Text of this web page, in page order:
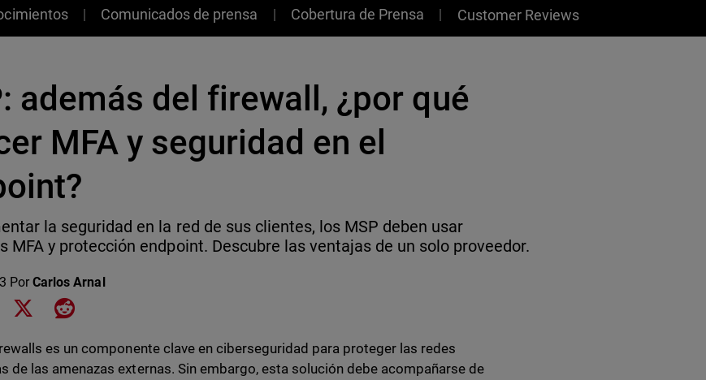
Comunicados de prensa Cobertura de Prensa Customer Reviews
además del firewall, ¿por qué
MFA y seguridad en el
la seguridad en la red de sus clientes, los MSP deben usar
MFA y protección endpoint. Descubre las ventajas de un solo proveedor.
PorCarlos Arnal
LinkedIn
Share on Facebook
Share on XShare on Reddit
es un componente clave en ciberseguridad para proteger las redes
de las amenazas externas. Sin embargo, esta solución debe acompañarse de